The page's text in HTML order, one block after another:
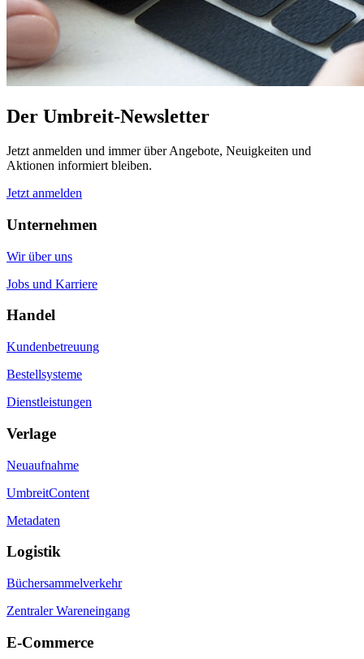
Der Umbreit-Newsletter
Jetzt anmelden und immer über Angebote, Neuigkeiten und
Aktionen informiert bleiben.
Jetzt anmelden
Unternehmen
Wir über uns
Jobs und Karriere
Handel
Kundenbetreuung
Bestellsysteme
Dienstleistungen
Verlage
Neuaufnahme
UmbreitContent
Metadaten
Logistik
Büchersammelverkehr
Zentraler Wareneingang
E-Commerce